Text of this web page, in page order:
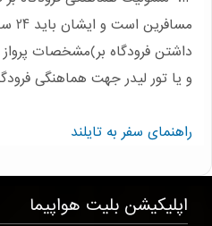
داشتن فرودگاه بر)مشخصات
و یا تور لیدر جهت هماهنگی
راهنمای سفر به تایلند
اپلیکیشن بلیت هواپیما